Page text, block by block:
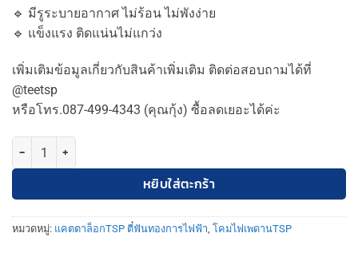
🔹 มีรูระบายอากาศ ไม่ร้อน ไม่พังง่าย
🔹 แข็งแรง ติดแน่นไม่แกว่ง
เพิ่มเติมข้อมูลเกี่ยวกับสินค้าเพิ่มเติม ติดต่อสอบถามได้ที่
@teetsp
หรือโทร.087-499-4343 (คุณกุ้ง) ซื้อลดเยอะได้ค่ะ
จำนวน TSP-1101/150-BK โคมไฟห้อย ดาวไลท์ 6" ติดลอย ดำ ชิ้น
หยิบใส่ตะกร้า
หมวดหมู่: แคตตาล็อกTSP ตี๋ฟันทองการไฟฟ้า โคมไฟเพดานTSP